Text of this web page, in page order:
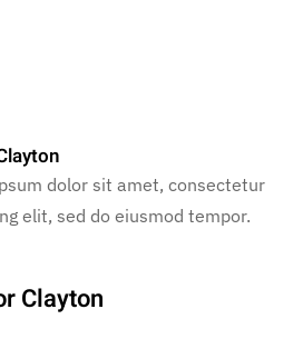
dolor sit amet, consectetur
elit, sed do eiusmod tempor.
Clayton